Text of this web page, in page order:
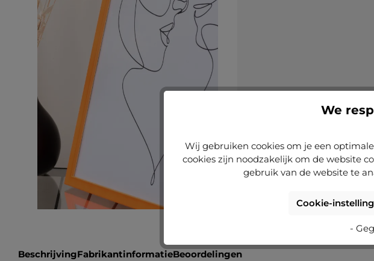
BeschrijvingFabrikantinformatieBeoordelingen
We
Wij gebruiken cookies om je een
cookies zijn noodzakelijk om de website
gebruik van de website te
Cookie-
-